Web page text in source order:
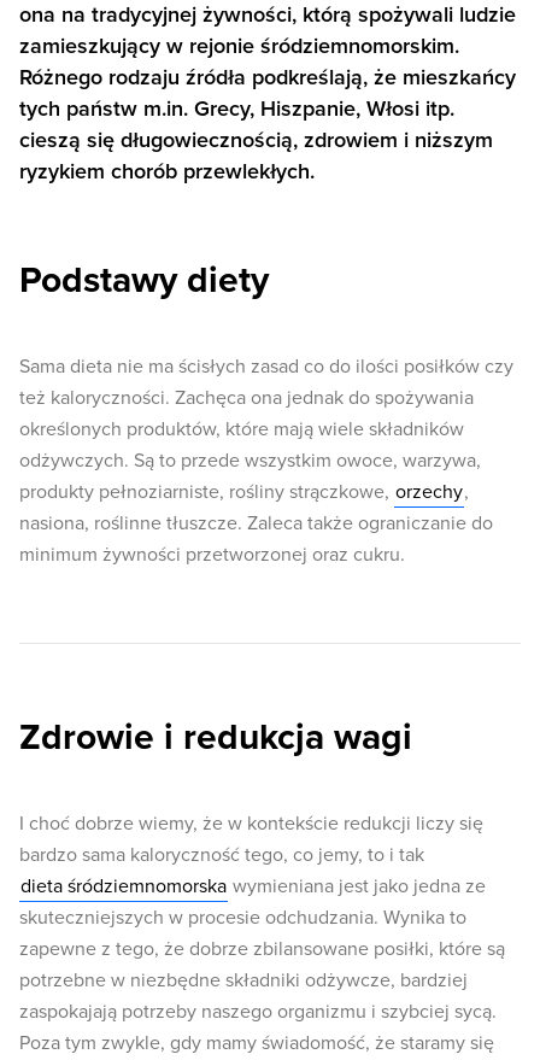
ona na tradycyjnej żywności, którą spożywali ludzie
zamieszkujący w rejonie śródziemnomorskim.
Różnego rodzaju źródła podkreślają, że mieszkańcy
tych państw m.in. Grecy, Hiszpanie, Włosi itp.
cieszą się długowiecznością, zdrowiem i niższym
ryzykiem chorób przewlekłych.
Podstawy diety
Sama dieta nie ma ścisłych zasad co do ilości posiłków czy
też kaloryczności. Zachęca ona jednak do spożywania
określonych produktów, które mają wiele składników
odżywczych. Są to przede wszystkim owoce, warzywa,
produkty pełnoziarniste, rośliny strączkowe, orzechy,
nasiona, roślinne tłuszcze. Zaleca także ograniczanie do
minimum żywności przetworzonej oraz cukru.
Zdrowie i redukcja wagi
I choć dobrze wiemy, że w kontekście redukcji liczy się
bardzo sama kaloryczność tego, co jemy, to i tak
dieta śródziemnomorska wymieniana jest jako jedna ze
skuteczniejszych w procesie odchudzania. Wynika to
zapewne z tego, że dobrze zbilansowane posiłki, które są
potrzebne w niezbędne składniki odżywcze, bardziej
zaspokajają potrzeby naszego organizmu i szybciej sycą.
Poza tym zwykle, gdy mamy świadomość, że staramy się